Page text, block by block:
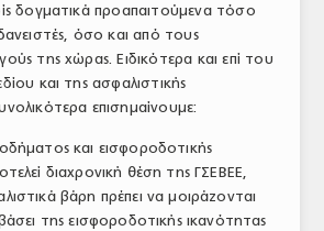
δογματικά προαπαιτούμενα τόσο
όσο και από τους
της χώρας. Ειδικότερα και επί του
και της ασφαλιστικής
επισημαίνουμε:
και εισφοροδοτικής
διαχρονική θέση της ΓΣΕΒΕΕ,
βάρη πρέπει να μοιράζονται
της εισφοροδοτικής ικανότητας